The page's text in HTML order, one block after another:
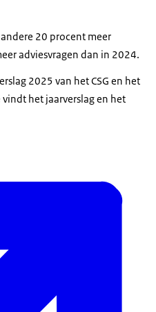
20 procent meer
adviesvragen dan in 2024.
2025 van het CSG en het
het jaarverslag en het